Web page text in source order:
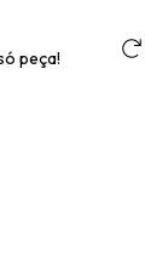
peça!